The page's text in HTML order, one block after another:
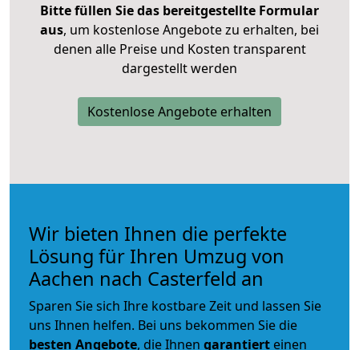
Bitte füllen Sie das bereitgestellte Formular
aus, um kostenlose Angebote zu erhalten, bei
denen alle Preise und Kosten transparent
dargestellt werden
Kostenlose Angebote erhalten
Wir bieten Ihnen die perfekte
Lösung für Ihren Umzug von
Aachen nach Casterfeld an
Sparen Sie sich Ihre kostbare Zeit und lassen Sie
uns Ihnen helfen. Bei uns bekommen Sie die
besten Angebote, die Ihnen garantiert einen